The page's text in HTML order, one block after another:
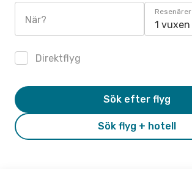
När?
Resenärer
1 vuxen
Direktflyg
Sök flyg + hotell
Sök efter flyg